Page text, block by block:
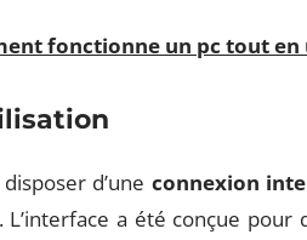
fonctionne un pc tout
d’une connexion
a été conçue pour